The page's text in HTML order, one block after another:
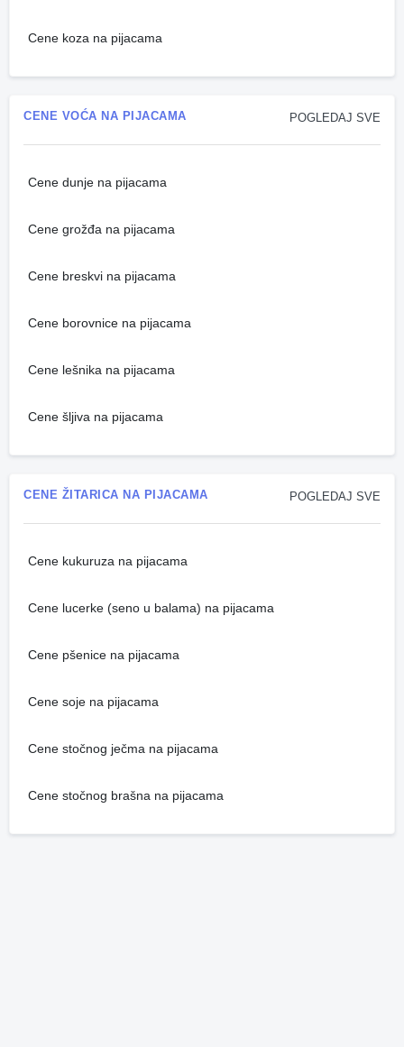
Cene koza na pijacama
POGLEDAJ SVE
CENE VOĆA NA PIJACAMA
Cene dunje na pijacama
Cene grožđa na pijacama
Cene breskvi na pijacama
Cene borovnice na pijacama
Cene lešnika na pijacama
Cene šljiva na pijacama
POGLEDAJ SVE
CENE ŽITARICA NA PIJACAMA
Cene kukuruza na pijacama
Cene lucerke (seno u balama) na pijacama
Cene pšenice na pijacama
Cene soje na pijacama
Cene stočnog ječma na pijacama
Cene stočnog brašna na pijacama